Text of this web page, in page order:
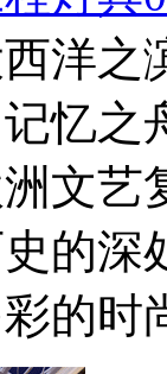
洋之
忆之
洲文
的深
的时